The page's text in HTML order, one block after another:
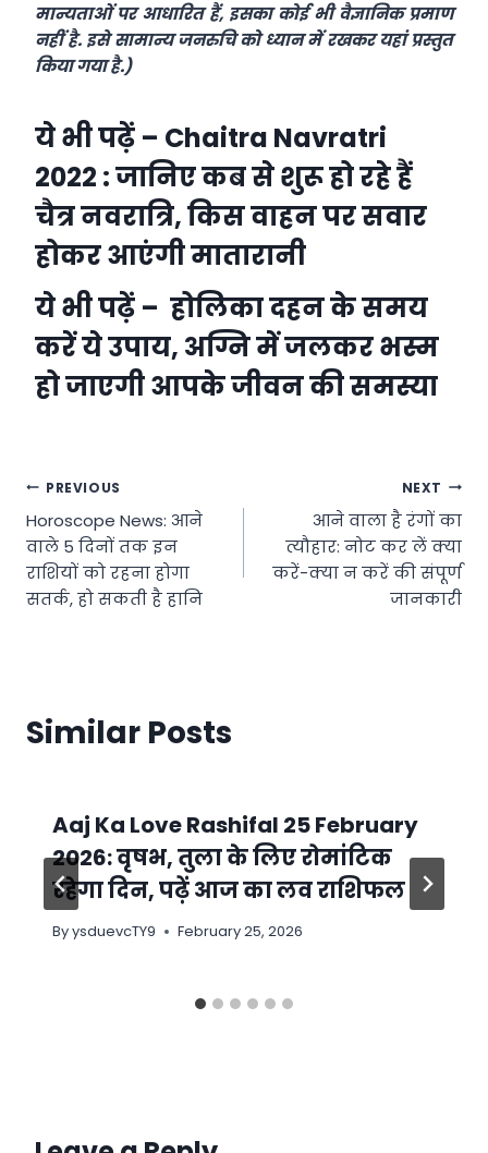
मान्यताओं पर आधारित हैं, इसका कोई भी वैज्ञानिक प्रमाण
नहीं है. इसे सामान्य जनरुचि को ध्यान में रखकर यहां प्रस्तुत
किया गया है.)
ये भी पढ़ें – Chaitra Navratri
2022 : जानिए कब से शुरू हो रहे हैं
चैत्र नवरात्रि, किस वाहन पर सवार
होकर आएंगी मातारानी
ये भी पढ़ें – होलिका दहन के समय
करें ये उपाय, अग्नि में जलकर भस्म
हो जाएगी आपके जीवन की समस्या
Post
navigation
PREVIOUS
Horoscope News: आने
वाले 5 दिनों तक इन
राशियों को रहना होगा
सतर्क, हो सकती है हानि
NEXT
आने वाला है रंगों का
त्यौहार: नोट कर लें क्या
करें-क्या न करें की संपूर्ण
जानकारी
Similar Posts
Aaj Ka Love Rashifal 25 February
2026: वृषभ, तुला के लिए रोमांटिक
रहेगा दिन, पढ़ें आज का लव राशिफल
ByysduevcTY9 February 25, 2026